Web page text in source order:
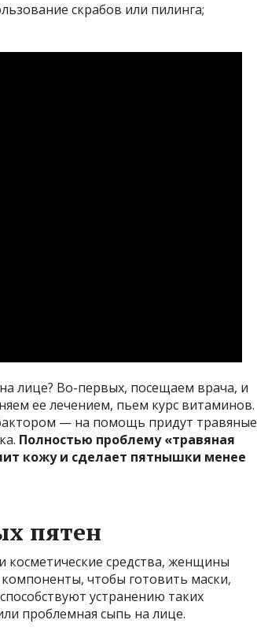
скрабов или пилинга;
лице? Во-первых, посещаем врача, и
ее лечением, пьем курс витаминов.
— на помощь придут травяные
Полностью проблему «травяная
кожу и сделает пятнышки менее
пятен
косметические средства, женщины
чтобы готовить маски,
устранению таких
проблемная сыпь на лице.